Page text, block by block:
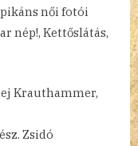
női fotói
nép!, Kettőslátás,
Krauthammer,
Zsidó